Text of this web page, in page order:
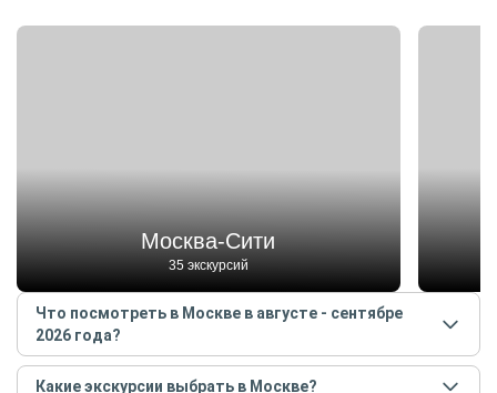
Москва-Сити
35 экскурсий
Что посмотреть в Москве в августе - сентябре
2026 года?
Самые популярные местав Москвев августе -
Какие экскурсии выбрать в Москве?